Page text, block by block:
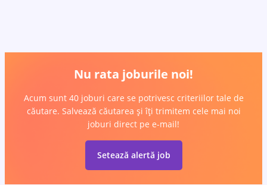
Nu rata joburile noi!
Acum sunt 40 joburi care se potrivesc criteriilor tale de
căutare. Salvează căutarea și îți trimitem cele mai noi
joburi direct pe e-mail!
Setează alertă job